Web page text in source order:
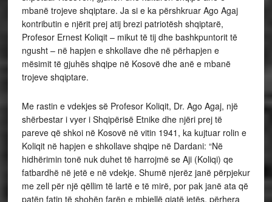
mbanë trojeve shqiptare. Ja si e ka përshkruar Ago Agaj
kontributin e njërit prej atij brezi patriotësh shqiptarë,
Profesor Ernest Koliqit – mikut të tij dhe bashkpuntorit të
ngusht – në hapjen e shkollave dhe në përhapjen e
mësimit të gjuhës shqipe në Kosovë dhe anë e mbanë
trojeve shqiptare.
Me rastin e vdekjes së Profesor Koliqit, Dr. Ago Agaj, një
shërbestar i vyer i Shqipërisë Etnike dhe njëri prej të
pareve që shkoi në Kosovë në vitin 1941, ka kujtuar rolin e
Koliqit në hapjen e shkollave shqipe në Dardani: “Në
hidhërimin tonë nuk duhet të harrojmë se Aji (Koliqi) qe
fatbardhë në jetë e në vdekje. Shumë njerëz janë përpjekur
me zell për një qëllim të lartë e të mirë, por pak janë ata që
patën fatin të shohën farën e mbjellë gjatë jetës, përhera